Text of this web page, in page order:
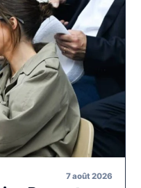
7 août 2026